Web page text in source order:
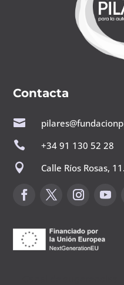
Contacta


+34 91 130 52 28

Calle Ríos Rosas,